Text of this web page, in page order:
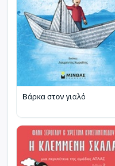
Βάρκα στον γιαλό